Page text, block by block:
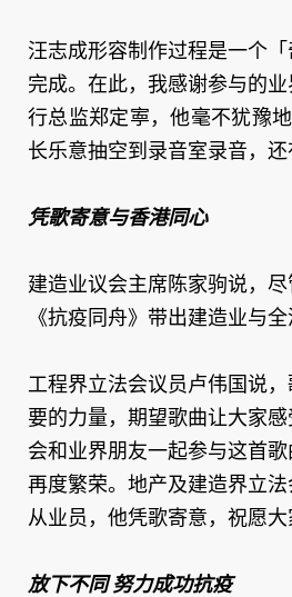
汪志成形容制作过程是一个
完成。在此，我感谢参与的
行总监郑定寕，他毫不犹豫
长乐意抽空到录音室录音，
凭歌寄意与香港同心
建造业议会主席陈家驹说，
《抗疫同舟》带出建造业与
工程界立法会议员卢伟国说
要的力量，期望歌曲让大家
会和业界朋友一起参与这首
再度繁荣。地产及建造界立
从业员，他凭歌寄意，祝愿大
放下不同 努力成功抗疫